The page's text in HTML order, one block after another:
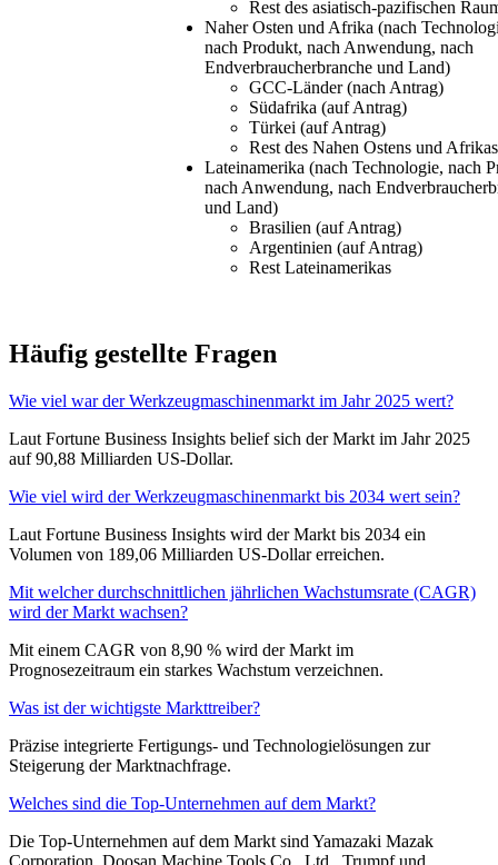
Rest des asiatisch-pazifischen
Naher Osten und Afrika (nach
nach Produkt, nach Anwendung, nach
Endverbraucherbranche und Land)
GCC-Länder (nach Antrag)
Südafrika (auf Antrag)
Türkei (auf Antrag)
Rest des Nahen Ostens und Afrikas
Lateinamerika (nach Technologie, nach
nach Anwendung, nach
und Land)
Brasilien (auf Antrag)
Argentinien (auf Antrag)
Rest Lateinamerikas
Häufig gestellte Fragen
Wie viel war der Werkzeugmaschinenmarkt im Jahr 2025 wert?
Laut Fortune Business Insights belief sich der Markt im Jahr 2025
auf 90,88 Milliarden US-Dollar.
Wie viel wird der Werkzeugmaschinenmarkt bis 2034 wert sein?
Laut Fortune Business Insights wird der Markt bis 2034 ein
Volumen von 189,06 Milliarden US-Dollar erreichen.
Mit welcher durchschnittlichen jährlichen Wachstumsrate (CAGR)
wird der Markt wachsen?
Mit einem CAGR von 8,90 % wird der Markt im
Prognosezeitraum ein starkes Wachstum verzeichnen.
Was ist der wichtigste Markttreiber?
Präzise integrierte Fertigungs- und Technologielösungen zur
Steigerung der Marktnachfrage.
Welches sind die Top-Unternehmen auf dem Markt?
Die Top-Unternehmen auf dem Markt sind Yamazaki Mazak
Corporation, Doosan Machine Tools Co., Ltd., Trumpf und